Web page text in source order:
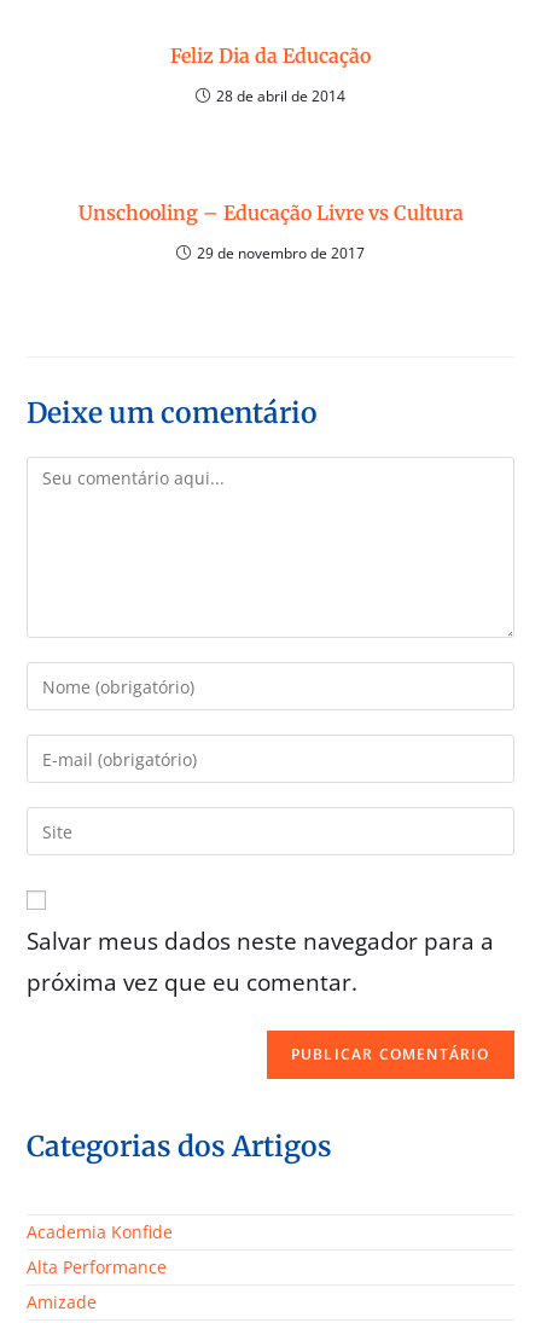
Feliz Dia da Educação
28 de abril de 2014
Unschooling – Educação Livre vs Cultura
29 de novembro de 2017
Deixe um comentário
Salvar meus dados neste navegador para a
próxima vez que eu comentar.
Categorias dos Artigos
Academia Konfide
Alta Performance
Amizade